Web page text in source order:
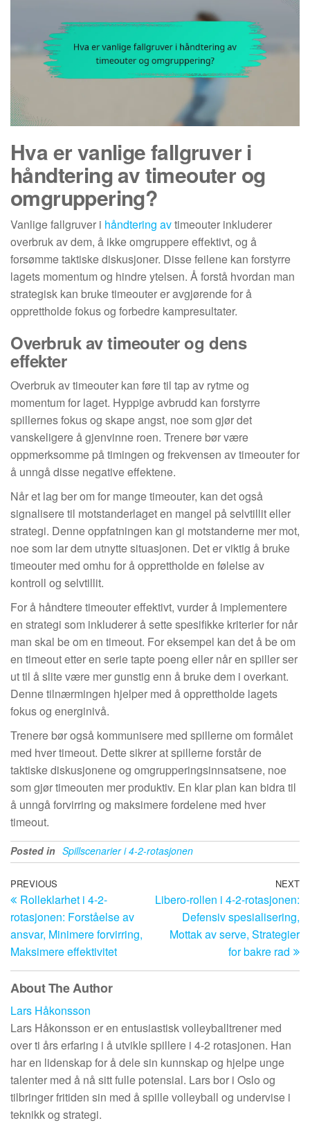
Hva er vanlige fallgruver i
håndtering av timeouter og
omgruppering?
Vanlige fallgruver i håndtering avtimeouter inkluderer
overbruk av dem, å ikke omgruppere effektivt, og å
forsømme taktiske diskusjoner. Disse feilene kan forstyrre
lagets momentum og hindre ytelsen. Å forstå hvordan man
strategisk kan bruke timeouter er avgjørende for å
opprettholde fokus og forbedre kampresultater.
Overbruk av timeouter og dens
effekter
Overbruk av timeouter kan føre til tap av rytme og
momentum for laget. Hyppige avbrudd kan forstyrre
spillernes fokus og skape angst, noe som gjør det
vanskeligere å gjenvinne roen. Trenere bør være
oppmerksomme på timingen og frekvensen av timeouter for
å unngå disse negative effektene.
Når et lag ber om for mange timeouter, kan det også
signalisere til motstanderlaget en mangel på selvtillit eller
strategi. Denne oppfatningen kan gi motstanderne mer mot,
noe som lar dem utnytte situasjonen. Det er viktig å bruke
timeouter med omhu for å opprettholde en følelse av
kontroll og selvtillit.
For å håndtere timeouter effektivt, vurder å implementere
en strategi som inkluderer å sette spesifikke kriterier for når
man skal be om en timeout. For eksempel kan det å be om
en timeout etter en serie tapte poeng eller når en spiller ser
ut til å slite være mer gunstig enn å bruke dem i overkant.
Denne tilnærmingen hjelper med å opprettholde lagets
fokus og energinivå.
Trenere bør også kommunisere med spillerne om formålet
med hver timeout. Dette sikrer at spillerne forstår de
taktiske diskusjonene og omgrupperingsinnsatsene, noe
som gjør timeouten mer produktiv. En klar plan kan bidra til
å unngå forvirring og maksimere fordelene med hver
timeout.
Posted in Spillscenarier i 4-2-rotasjonen
Post
navigation
Previous
Post
PREVIOUS
Rolleklarhet i 4-2-
rotasjonen: Forståelse av
ansvar, Minimere forvirring,
Maksimere effektivitet
NEXT
Libero-rollen i 4-2-rotasjonen:
Defensiv spesialisering,
Mottak av serve, Strategier
for bakre rad
About The Author
Lars Håkonsson
Lars Håkonsson er en entusiastisk volleyballtrener med
over ti års erfaring i å utvikle spillere i 4-2 rotasjonen. Han
har en lidenskap for å dele sin kunnskap og hjelpe unge
talenter med å nå sitt fulle potensial. Lars bor i Oslo og
tilbringer fritiden sin med å spille volleyball og undervise i
teknikk og strategi.